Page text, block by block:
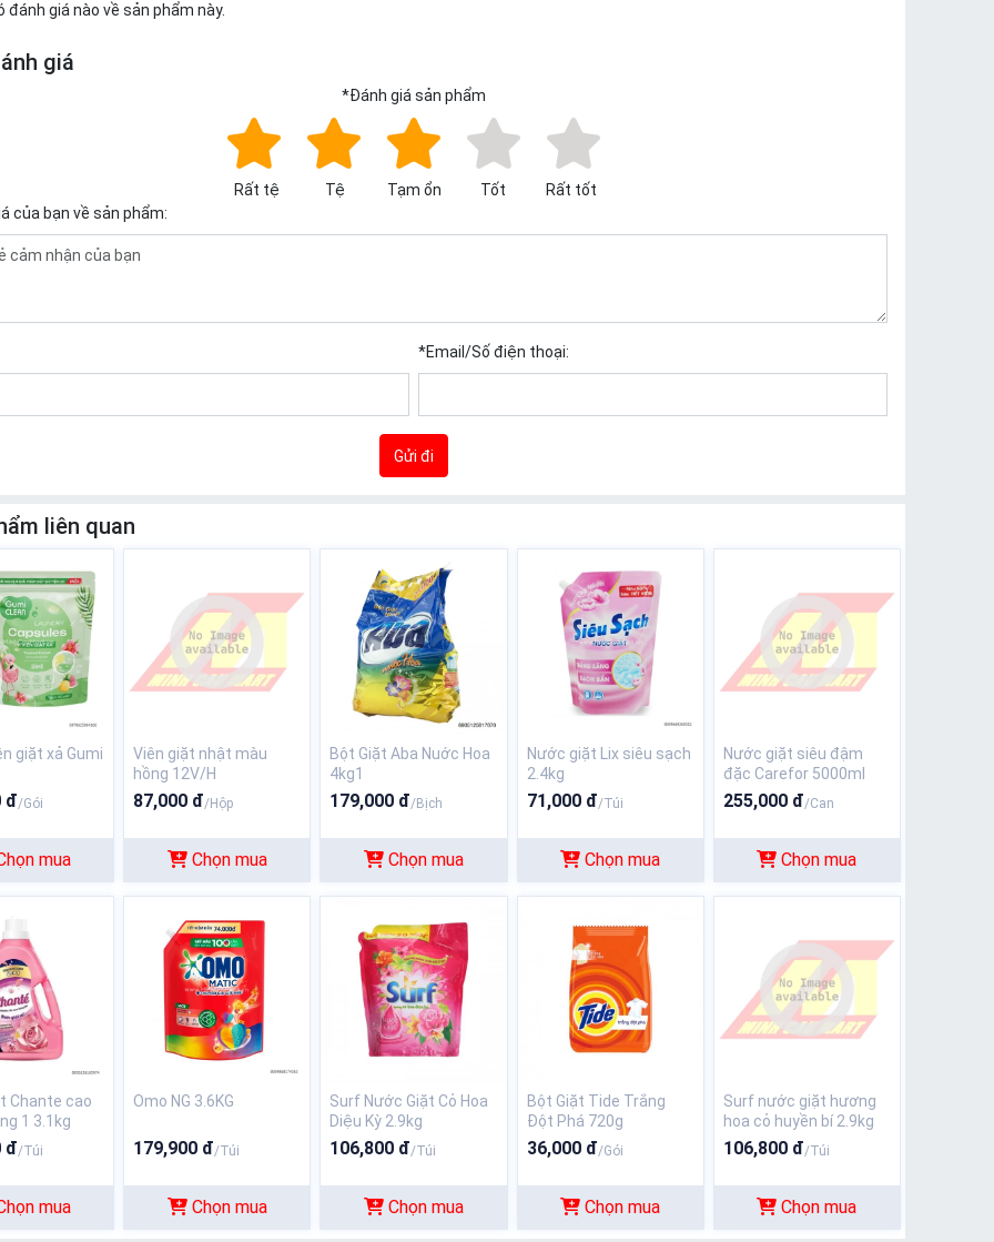
đánh giá nào về sản phẩm này.
giá
*Đánh giá sản phẩm
Rất tệ Tệ Tạm ổn Tốt
Rất tốt
của bạn về sản phẩm:
*Email/Số điện thoại:
Gửi đi
liên quan
giặt xả Gumi
đ/Gói
mua
Viên giặt nhật màu
hồng 12V/H
87,000 đ/Hộp
Chọn mua
Bột Giặt Aba Nuớc Hoa
4kg1
179,000 đ/Bịch
Chọn mua
Nước giặt Lix siêu sạch
2.4kg
71,000 đ/Túi
Chọn mua
Nước giặt siêu đậm
đặc Carefor 5000ml
tím (hương hoa lan)
255,000 đ/Can
Chọn mua
Chante cao
1 3.1kg
đ/Túi
mua
Omo NG 3.6KG
179,900 đ/Túi
Chọn mua
Surf Nước Giặt Cỏ Hoa
Diệu Kỳ 2.9kg
106,800 đ/Túi
Chọn mua
Bột Giặt Tide Trắng
Đột Phá 720g
36,000 đ/Gói
Chọn mua
Surf nước giặt hương
hoa cỏ huyền bí 2.9kg
106,800 đ/Túi
Chọn mua